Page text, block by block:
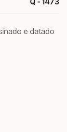
e datado